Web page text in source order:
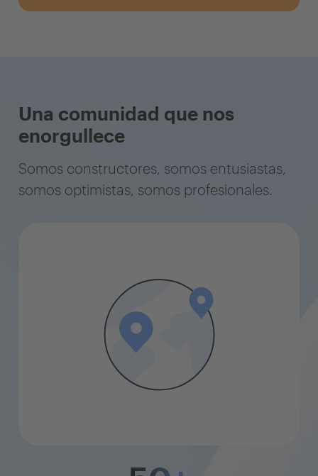
Una comunidad que nos
enorgullece
Somos constructores, somos entusiastas,
somos optimistas, somos profesionales.